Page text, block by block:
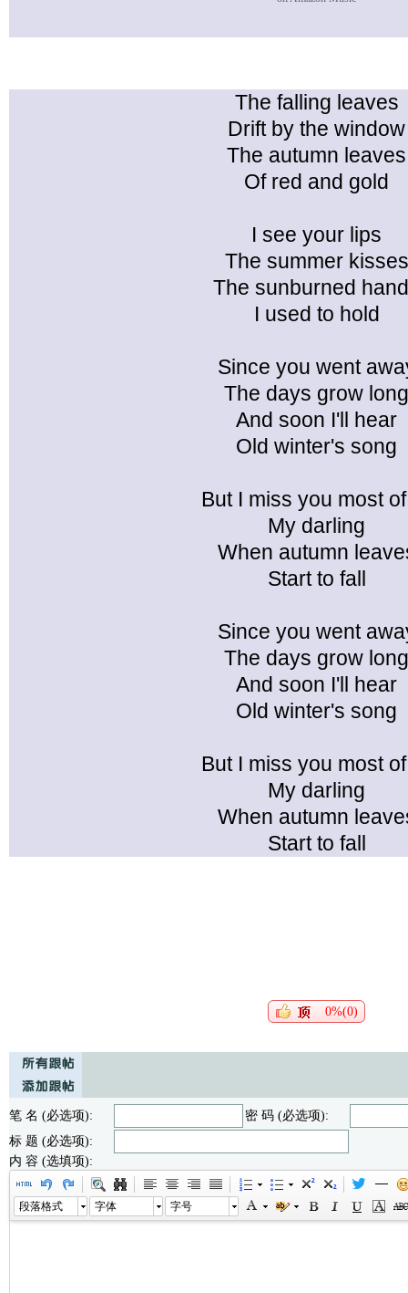
The falling leaves
Drift by the window
The autumn leaves
Of red and gold
I see your lips
The summer kisses
The sunburned
I used to hold
Since you went
The days grow long
And soon I'll hear
Old winter's song
But I miss you most
My darling
When autumn
Start to fall
Since you went
The days grow long
And soon I'll hear
Old winter's song
But I miss you most
My darling
When autumn
Start to fall
0%(0)
笔 名 (必选项):
密 码 (必选项):
标 题 (必选项):
内 容 (选填项):
段落格式 字体 字号